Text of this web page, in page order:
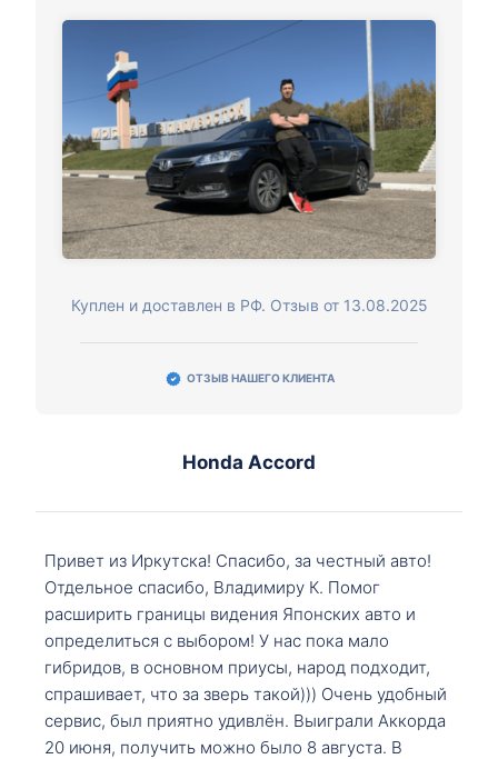
Куплен и доставлен в РФ. Отзыв от 13.08.2025
ОТЗЫВ НАШЕГО КЛИЕНТА
Honda Accord
Привет из Иркутска! Спасибо, за честный авто!
Отдельное спасибо, Владимиру К. Помог
расширить границы видения Японских авто и
определиться с выбором! У нас пока мало
гибридов, в основном приусы, народ подходит,
спрашивает, что за зверь такой))) Очень удобный
сервис, был приятно удивлён. Выиграли Аккорда
20 июня, получить можно было 8 августа. В